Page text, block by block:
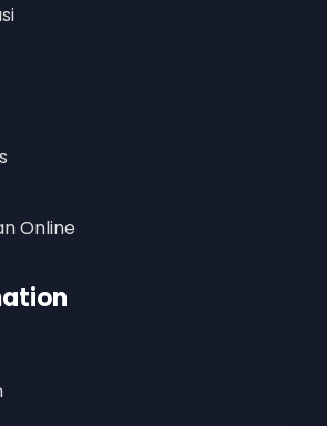
Online